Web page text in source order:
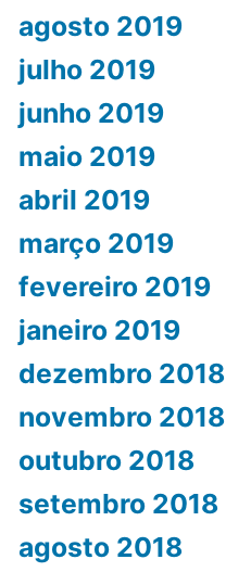
agosto 2019
julho 2019
junho 2019
maio 2019
abril 2019
março 2019
fevereiro 2019
janeiro 2019
dezembro 2018
novembro 2018
outubro 2018
setembro 2018
agosto 2018